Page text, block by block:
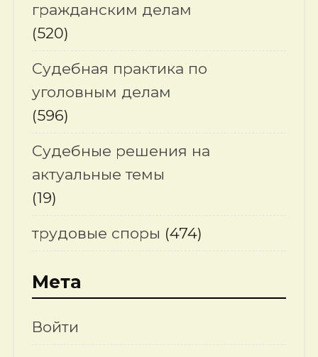
гражданским делам
(520)
Судебная практика по
уголовным делам
(596)
Судебные решения на
актуальные темы
(19)
трудовые споры (474)
Мета
Войти